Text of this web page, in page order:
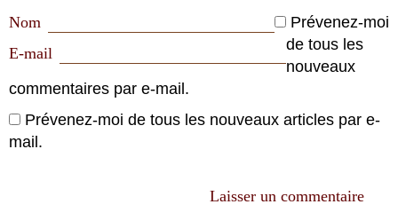
Nom
E-mail
Prévenez-moi
de tous les
nouveaux
commentaires par e-mail.
Prévenez-moi de tous les nouveaux articles par e-
mail.